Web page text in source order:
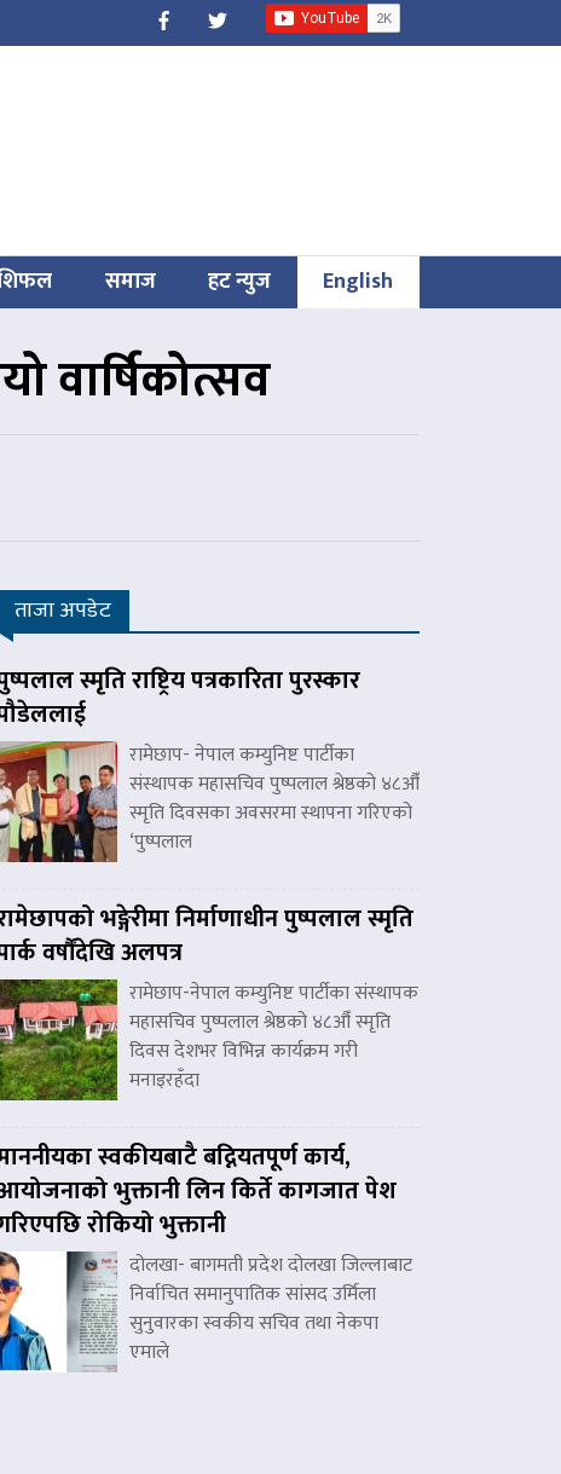
समाज हट न्युज English
वार्षिकोत्सव
ताजा अपडेट
स्मृति राष्ट्रिय पत्रकारिता पुरस्कार
रामेछाप- नेपाल कम्युनिष्ट पार्टीका
संस्थापक महासचिव पुष्पलाल श्रेष्ठको ४८औँ
स्मृति दिवसका अवसरमा स्थापना गरिएको
‘पुष्पलाल
भङ्गेरीमा निर्माणाधीन पुष्पलाल स्मृति
वर्षौंदेखि अलपत्र
रामेछाप-नेपाल कम्युनिष्ट पार्टीका संस्थापक
महासचिव पुष्पलाल श्रेष्ठको ४८औँ स्मृति
दिवस देशभर विभिन्न कार्यक्रम गरी
मनाइरहँदा
स्वकीयबाटै बद्नियतपूर्ण कार्य,
भुक्तानी लिन किर्ते कागजात पेश
रोकियो भुक्तानी
दोलखा- बागमती प्रदेश दोलखा जिल्लाबाट
निर्वाचित समानुपातिक सांसद उर्मिला
सुनुवारका स्वकीय सचिव तथा नेकपा
एमाले